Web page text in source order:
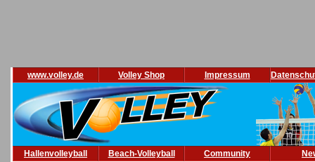
www.volley.de Volley Shop Impressum
Hallenvolleyball Beach-Volleyball Community